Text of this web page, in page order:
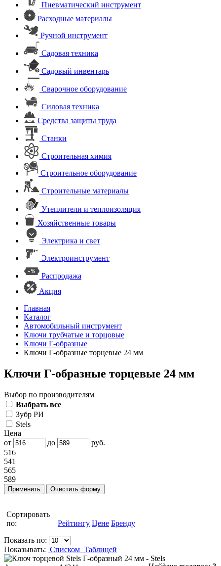
Пневматический инструмент
Расходные материалы
Ручной инструмент
Садовая техника
Садовый инвентарь
Сварочное оборудование
Силовая техника
Средства защиты труда
Станки
Строительная химия
Строительное оборудование
Строительные материалы
Утеплители и теплоизоляция
Хозяйственные товары
Электрика и свет
Электроинструмент
Распродажа
Акция
Главная
Каталог
Автомобильный инструмент
Ключи трубчатые и торцовые
Ключи Г-образные
Ключи Г-образные торцевые 24 мм
Ключи Г-образные торцевые 24 мм
Выбор по производителям
Выбрать все
Зубр РИ
Stels
Цена
от
до
руб.
516
541
565
589
Сортировать
по:
Рейтингу Цене Бренду
Показать по:
Показывать: Списком Таблицей